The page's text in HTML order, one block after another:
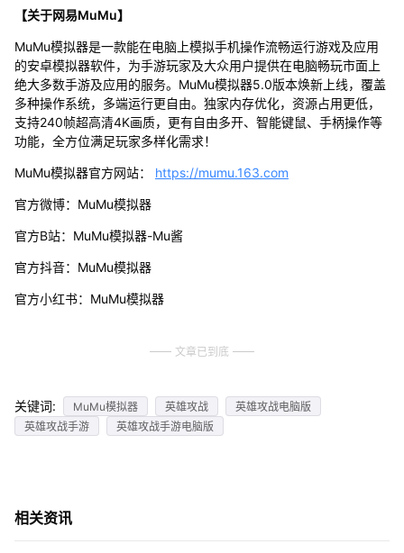
【关于网易MuMu】
MuMu模拟器是一款能在电脑上模拟手机操作流畅运行游戏及应用
的安卓模拟器软件，为手游玩家及大众用户提供在电脑畅玩市面上
绝大多数手游及应用的服务。MuMu模拟器5.0版本焕新上线，覆盖
多种操作系统，多端运行更自由。独家内存优化，资源占用更低，
支持240帧超高清4K画质，更有自由多开、智能键鼠、手柄操作等
功能，全方位满足玩家多样化需求！
MuMu模拟器官方网站： https://mumu.163.com
官方微博：MuMu模拟器
官方B站：MuMu模拟器-Mu酱
官方抖音：MuMu模拟器
官方小红书：MuMu模拟器
文章已到底
关键词: MuMu模拟器 英雄攻战
英雄攻战电脑版
英雄攻战手游
英雄攻战手游电脑版
相关资讯